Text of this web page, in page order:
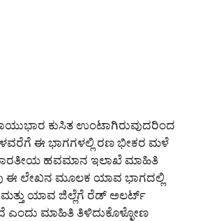
ಕುಸಿತ ಉಂಟಾಗಿರುವುದರಿಂದ
ಈ ಭಾಗಗಳಲ್ಲಿ ರಣ ಭೀಕರ ಮಳೆ
ಹವಮಾನ ಇಲಾಖೆ ಮಾಹಿತಿ
ಈ ಲೇಖನ ಮೂಲಕ ಯಾವ ಭಾಗದಲ್ಲಿ
ಯಾವ ಜಿಲ್ಲೆಗೆ ರೆಡ್ ಅಲರ್ಟ್
ಮಾಹಿತಿ ತಿಳಿದುಕೊಳ್ಳೋಣ